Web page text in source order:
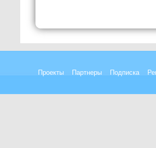
Проекты Партнеры Подписка